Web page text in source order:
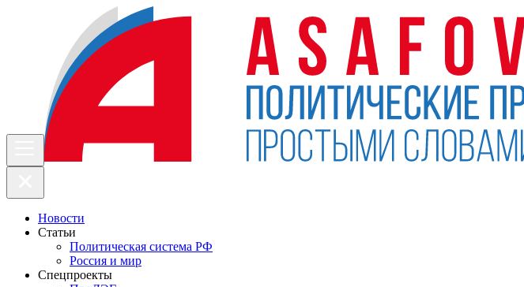
Новости
Статьи
Политическая система РФ
Россия и мир
Спецпроекты